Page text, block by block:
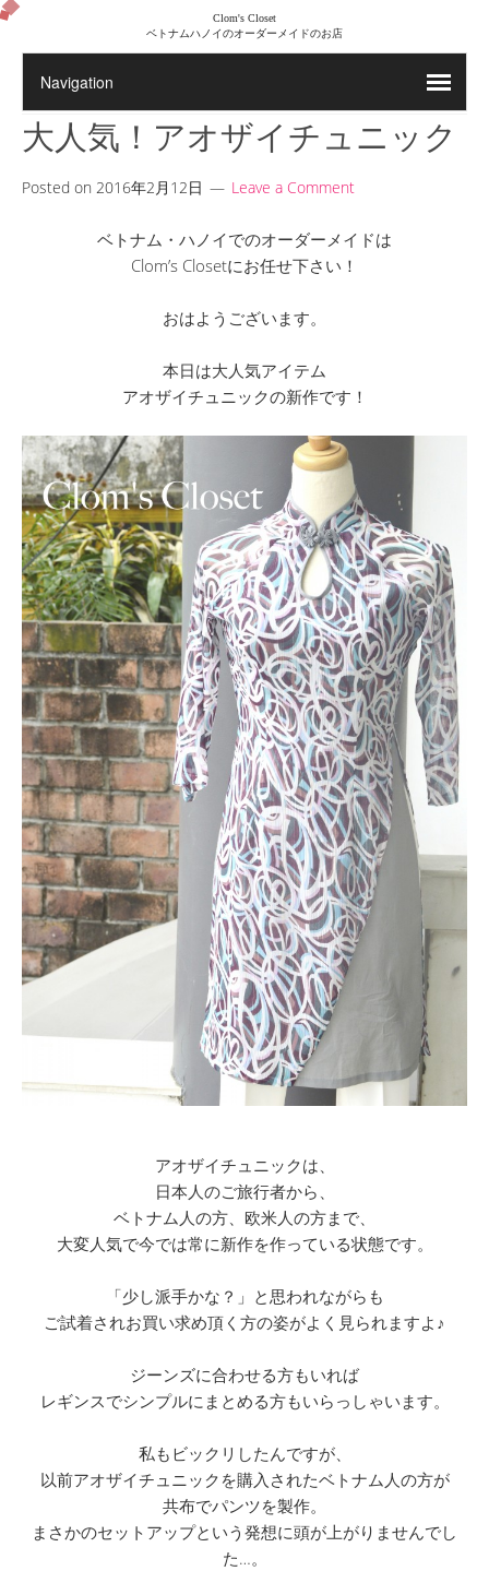
Clom's Closet
ベトナムハノイのオーダーメイドのお店
大人気！アオザイチュニック
Posted on 2016年2月12日 Leave a Comment
ベトナム・ハノイでのオーダーメイドは
Clom’s Closetにお任せ下さい！
おはようございます。
本日は大人気アイテム
アオザイチュニックの新作です！
アオザイチュニックは、
日本人のご旅行者から、
ベトナム人の方、欧米人の方まで、
大変人気で今では常に新作を作っている状態です。
「少し派手かな？」と思われながらも
ご試着されお買い求め頂く方の姿がよく見られますよ♪
ジーンズに合わせる方もいれば
レギンスでシンプルにまとめる方もいらっしゃいます。
私もビックリしたんですが、
以前アオザイチュニックを購入されたベトナム人の方が
共布でパンツを製作。
まさかのセットアップという発想に頭が上がりませんでし
た…。